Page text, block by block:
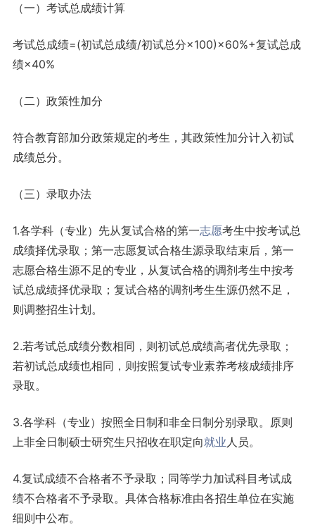
（一）考试总成绩计算
考试总成绩=(初试总成绩/初试总分×100)×60%+复试总成
绩×40%
（二）政策性加分
符合教育部加分政策规定的考生，其政策性加分计入初试
成绩总分。
（三）录取办法
1.各学科（专业）先从复试合格的第一志愿考生中按考试总
成绩择优录取；第一志愿复试合格生源录取结束后，第一
志愿合格生源不足的专业，从复试合格的调剂考生中按考
试总成绩择优录取；复试合格的调剂考生生源仍然不足，
则调整招生计划。
2.若考试总成绩分数相同，则初试总成绩高者优先录取；
若初试总成绩也相同，则按照复试专业素养考核成绩排序
录取。
3.各学科（专业）按照全日制和非全日制分别录取。原则
上非全日制硕士研究生只招收在职定向就业人员。
4.复试成绩不合格者不予录取；同等学力加试科目考试成
绩不合格者不予录取。具体合格标准由各招生单位在实施
细则中公布。